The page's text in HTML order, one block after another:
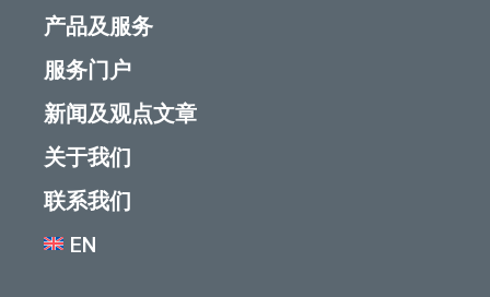
产品及服务
服务门户
新闻及观点文章
关于我们
联系我们
EN